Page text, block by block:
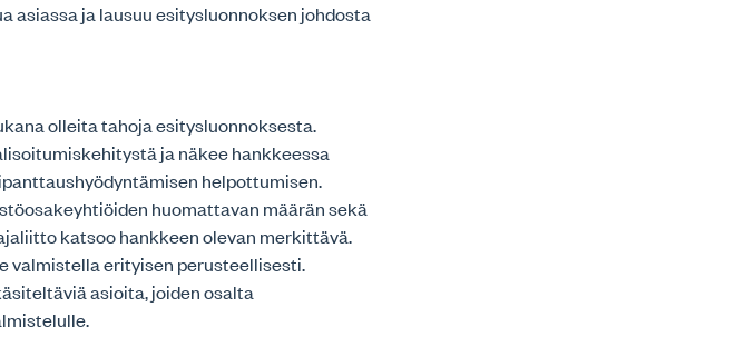
ja lausuu esitysluonnoksen johdosta
olleita tahoja esitysluonnoksesta.
ja näkee hankkeessa
helpottumisen.
huomattavan määrän sekä
katsoo hankkeen olevan merkittävä.
valmistella erityisen perusteellisesti.
asioita, joiden osalta